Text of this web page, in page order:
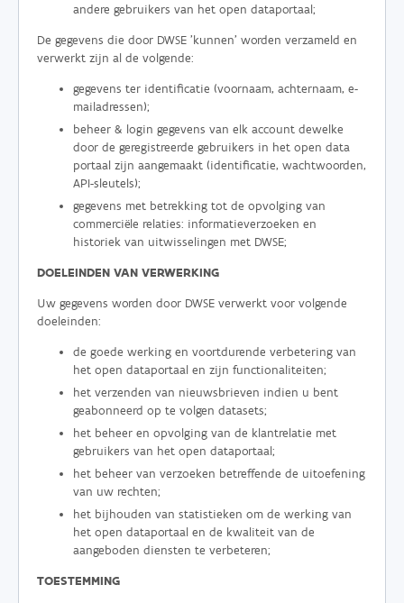
andere gebruikers van het open dataportaal;
De gegevens die door DWSE 'kunnen' worden verzameld en
verwerkt zijn al de volgende:
gegevens ter identificatie (voornaam, achternaam, e-
mailadressen);
beheer & login gegevens van elk account dewelke
door de geregistreerde gebruikers in het open data
portaal zijn aangemaakt (identificatie, wachtwoorden,
API-sleutels);
gegevens met betrekking tot de opvolging van
commerciële relaties: informatieverzoeken en
historiek van uitwisselingen met DWSE;
DOELEINDEN VAN VERWERKING
Uw gegevens worden door DWSE verwerkt voor volgende
doeleinden:
de goede werking en voortdurende verbetering van
het open dataportaal en zijn functionaliteiten;
het verzenden van nieuwsbrieven indien u bent
geabonneerd op te volgen datasets;
het beheer en opvolging van de klantrelatie met
gebruikers van het open dataportaal;
het beheer van verzoeken betreffende de uitoefening
van uw rechten;
het bijhouden van statistieken om de werking van
het open dataportaal en de kwaliteit van de
aangeboden diensten te verbeteren;
TOESTEMMING